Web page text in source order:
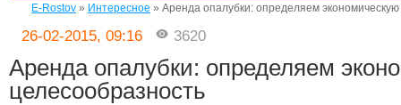
E-Rostov » Интересное » Аренда опалубки: определяем
26-02-2015, 09:16 3620
Аренда опалубки: определяем
целесообразность